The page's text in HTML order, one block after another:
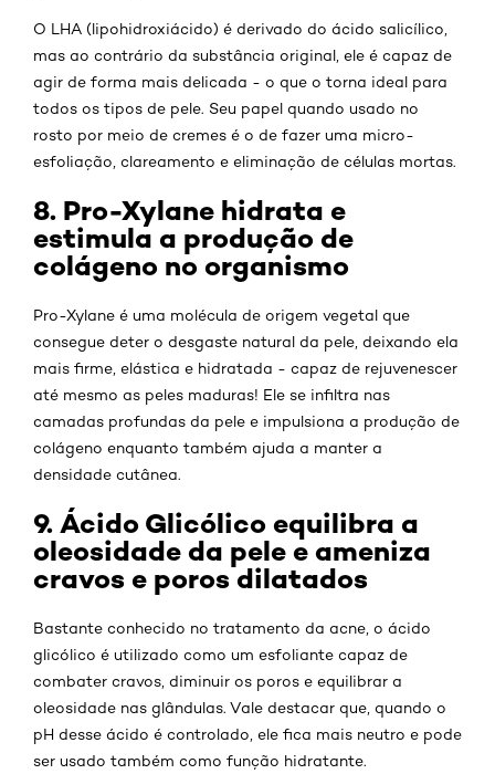
O LHA (lipohidroxiácido) é derivado do ácido salicílico,
mas ao contrário da substância original, ele é capaz de
agir de forma mais delicada - o que o torna ideal para
todos os tipos de pele. Seu papel quando usado no
rosto por meio de cremes é o de fazer uma micro-
esfoliação, clareamento e eliminação de células mortas.
8. Pro-Xylane hidrata e
estimula a produção de
colágeno no organismo
Pro-Xylane é uma molécula de origem vegetal que
consegue deter o desgaste natural da pele, deixando ela
mais firme, elástica e hidratada - capaz de rejuvenescer
até mesmo as peles maduras! Ele se infiltra nas
camadas profundas da pele e impulsiona a produção de
colágeno enquanto também ajuda a manter a
densidade cutânea.
9. Ácido Glicólico equilibra a
oleosidade da pele e ameniza
cravos e poros dilatados
Bastante conhecido no tratamento da acne, o ácido
glicólico é utilizado como um esfoliante capaz de
combater cravos, diminuir os poros e equilibrar a
oleosidade nas glândulas. Vale destacar que, quando o
pH desse ácido é controlado, ele fica mais neutro e pode
ser usado também como função hidratante.